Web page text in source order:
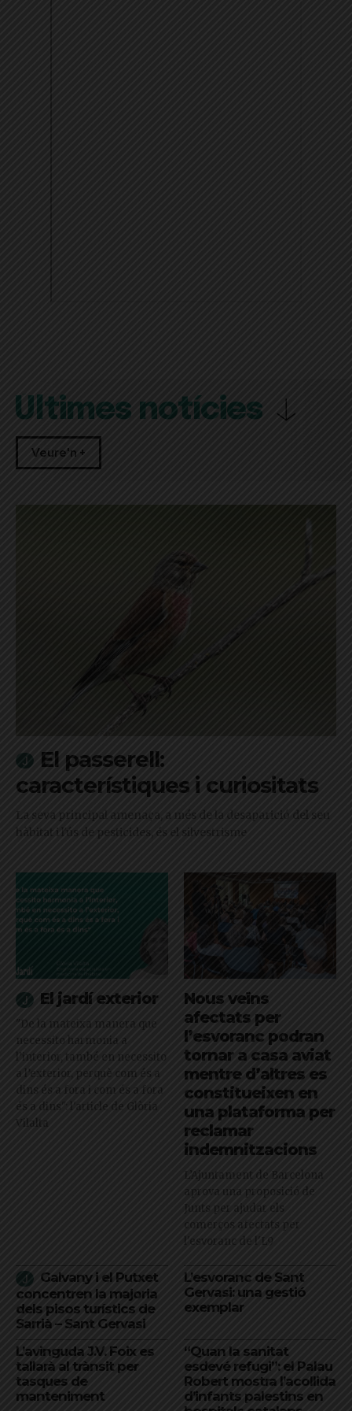
Últimes notícies
Veure'n +
El passerell:
característiques i curiositats
La seva principal amenaça, a més de la desaparició del seu
hàbitat i l'ús de pesticides, és el silvestrisme
El jardí exterior
"De la mateixa manera que
necessito harmonia a
l’interior, també en necessito
a l’exterior, perquè com és a
dins és a fora i com és a fora
és a dins": l'article de Glòria
Vilalta
Nous veïns
afectats per
l’esvoranc podran
tornar a casa aviat
mentre d’altres es
constitueixen en
una plataforma per
reclamar
indemnitzacions
L’Ajuntament de Barcelona
aprova una proposició de
Junts per ajudar els
comerços afectats per
l'esvoranc de l'L9
Galvany i el Putxet
concentren la majoria
dels pisos turístics de
Sarrià – Sant Gervasi
L’esvoranc de Sant
Gervasi: una gestió
exemplar
L’avinguda J.V. Foix es
tallarà al trànsit per
tasques de
manteniment
“Quan la sanitat
esdevé refugi”: el Palau
Robert mostra l’acollida
d’infants palestins en